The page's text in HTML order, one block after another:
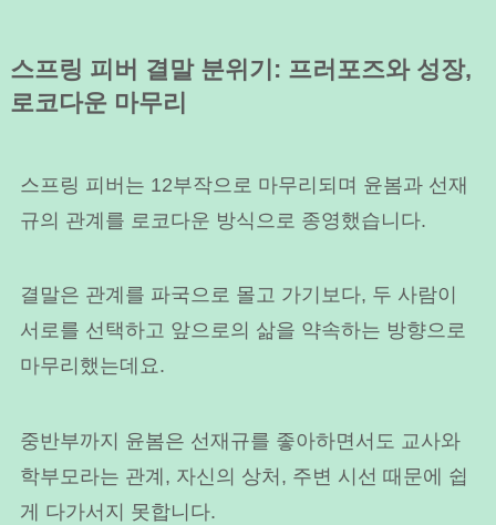
스프링 피버 결말 분위기: 프러포즈와 성장,
로코다운 마무리
스프링 피버는 12부작으로 마무리되며 윤봄과 선재
규의 관계를 로코다운 방식으로 종영했습니다.
결말은 관계를 파국으로 몰고 가기보다, 두 사람이
서로를 선택하고 앞으로의 삶을 약속하는 방향으로
마무리했는데요.
중반부까지 윤봄은 선재규를 좋아하면서도 교사와
학부모라는 관계, 자신의 상처, 주변 시선 때문에 쉽
게 다가서지 못합니다.